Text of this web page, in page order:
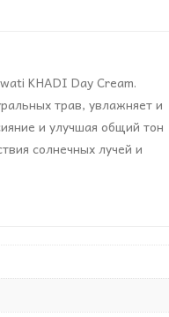
KHADI Day Cream.
трав, увлажняет и
и улучшая общий тон
солнечных лучей и